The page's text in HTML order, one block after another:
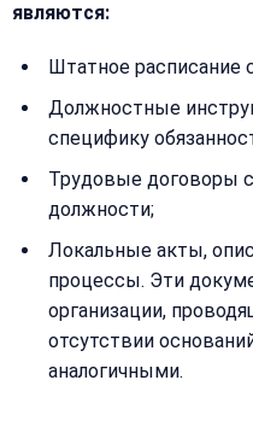
являются:
Штатное расписание
Должностные
специфику
Трудовые договоры
должности;
Локальные акты,
процессы. Эти
организации,
отсутствии
аналогичными.
нам:
(499)
22-
40